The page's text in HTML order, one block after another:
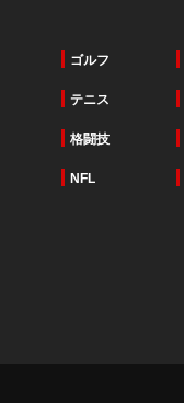
ゴルフ
テニス
格闘技
NFL